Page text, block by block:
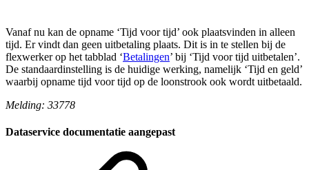
Vanaf nu kan de opname ‘Tijd voor tijd’ ook plaatsvinden in alleen
tijd. Er vindt dan geen uitbetaling plaats. Dit is in te stellen bij de
flexwerker op het tabblad ‘Betalingen’ bij ‘Tijd voor tijd uitbetalen’.
De standaardinstelling is de huidige werking, namelijk ‘Tijd en geld’
waarbij opname tijd voor tijd op de loonstrook ook wordt uitbetaald.
Melding: 33778
Dataservice documentatie aangepast